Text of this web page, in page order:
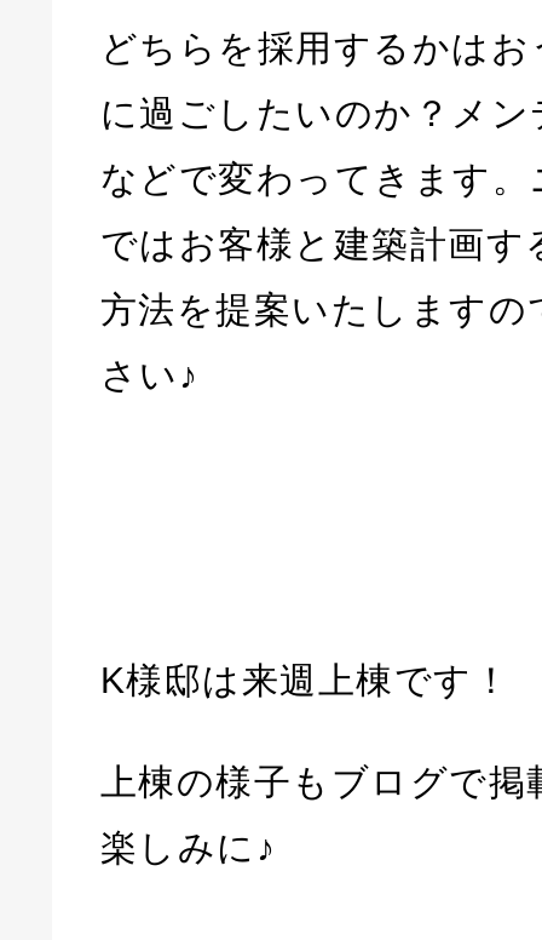
どちらを採用するかは
に過ごしたいのか？メ
などで変わってきます
ではお客様と建築計画す
方法を提案いたします
さい♪
K様邸は来週上棟です！
上棟の様子もブログで
楽しみに♪